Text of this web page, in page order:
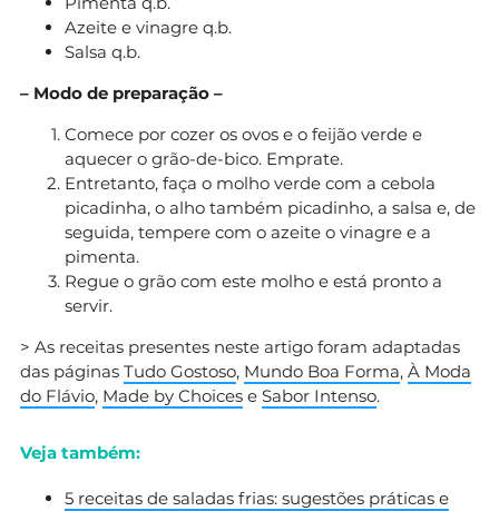
Azeite e vinagre q.b.
Salsa q.b.
– Modo de preparação –
Comece por cozer os ovos e o feijão verde e
aquecer o grão-de-bico. Emprate.
Entretanto, faça o molho verde com a cebola
picadinha, o alho também picadinho, a salsa e, de
seguida, tempere com o azeite o vinagre e a
pimenta.
Regue o grão com este molho e está pronto a
servir.
> As receitas presentes neste artigo foram adaptadas
das páginas Tudo Gostoso, Mundo Boa Forma, À Moda
do Flávio, Made by Choices e Sabor Intenso.
Veja também:
5 receitas de saladas frias: sugestões práticas e